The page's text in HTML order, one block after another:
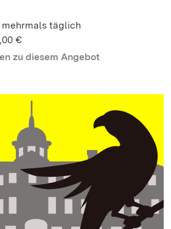
mehrmals täglich
€
zu diesem Angebot